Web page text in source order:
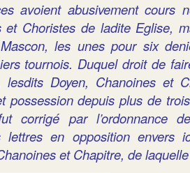
avoient abusivement cours
et Choristes de ladite Eglise,
les unes pour six
tournois. Duquel droit de
lesdits Doyen, Chanoines et
possession depuis plus de
corrigé par l’ordonnance
lettres en opposition envers
et Chapitre, de